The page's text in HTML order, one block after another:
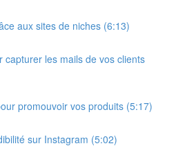
aux sites de niches (6:13)
capturer les mails de vos clients
promouvoir vos produits (5:17)
sur Instagram (5:02)